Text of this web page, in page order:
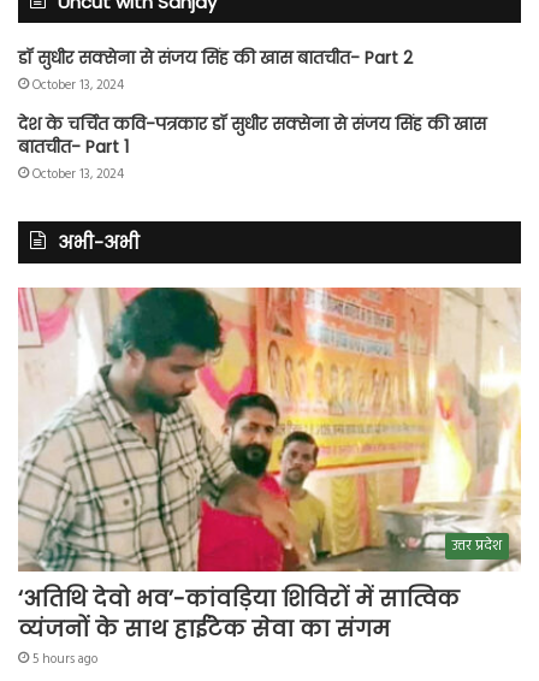
डॉ सुधीर सक्सेना से संजय सिंह की खास बातचीत- Part 2
October 13, 2024
देश के चर्चित कवि-पत्रकार डॉ सुधीर सक्सेना से संजय सिंह की खास
बातचीत- Part 1
October 13, 2024
अभी-अभी
उत्तर प्रदेश
‘अतिथि देवो भव’-कांवड़िया शिविरों में सात्विक
व्यंजनों के साथ हाईटेक सेवा का संगम
5 hours ago